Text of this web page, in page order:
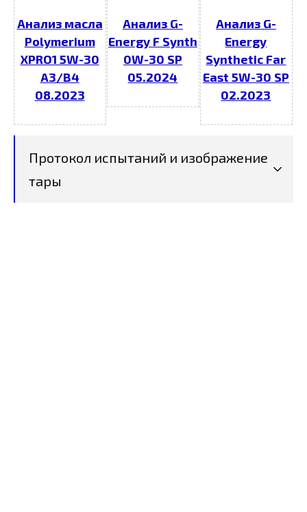
Анализ масла
Polymerium
XPRO1 5W-30
A3/B4
08.2023
Анализ G-
Energy F Synth
0W-30 SP
05.2024
Анализ G-
Energy
Synthetic Far
East 5W-30 SP
02.2023
Протокол испытаний и изображение
тары